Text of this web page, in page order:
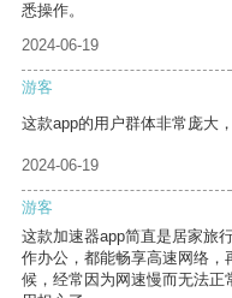
悉操作。
2024-06-19
游客
这款app的用户群体非常庞大
2024-06-19
游客
这款加速器app简直是居家旅
作办公，都能畅享高速网络
候，经常因为网速慢而无法正